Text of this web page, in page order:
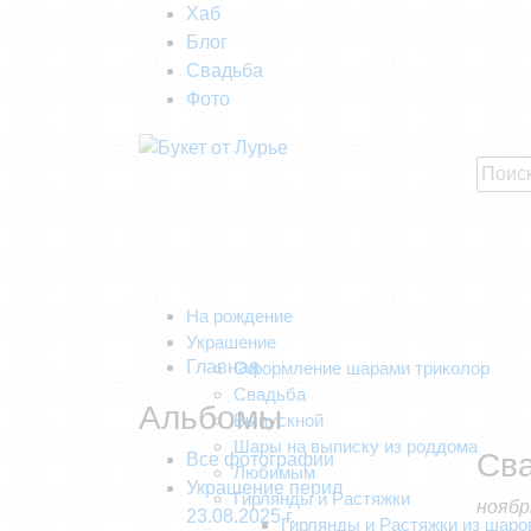
Хаб
Блог
Свадьба
Фото
На рождение
Украшение
Оформление шарами триколор
Свадьба
Выпускной
Шары на выписку из роддома
Любимым
Гирлянды и Растяжки
Гирлянды и Растяжки из
Главная
Альбомы
Все фотографии
Украшение перил
23.08.2025 г.